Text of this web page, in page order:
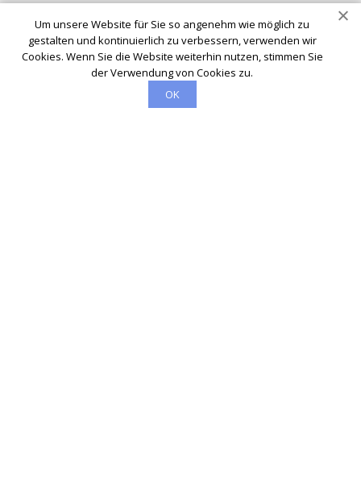
Um unsere Website für Sie so angenehm wie möglich zu
gestalten und kontinuierlich zu verbessern, verwenden wir
Cookies. Wenn Sie die Website weiterhin nutzen, stimmen Sie
der Verwendung von Cookies zu.
OK